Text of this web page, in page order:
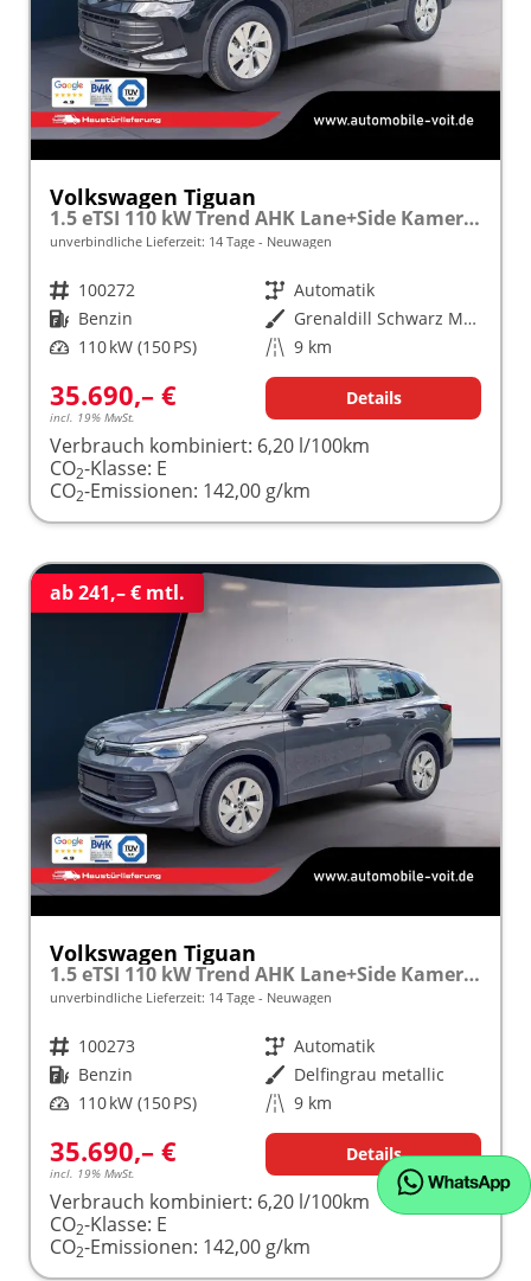
Volkswagen Tiguan
1.5 eTSI 110 kW Trend AHK Lane+Side Kamera SHZ
unverbindliche Lieferzeit: 14 Tage Neuwagen
Fahrzeugnr. 100272 Getriebe Automatik
Kraftstoff Benzin Außenfarbe
Grenaldill Schwarz Metallic
Leistung 110 kW (150 PS) Kilometerstand 9 km
35.690,– €
incl. 19% MwSt.
Details
Verbrauch kombiniert: 6,20 l/100km
CO2-Klasse: E
CO2-Emissionen: 142,00 g/km
ab 241,– € mtl.
Volkswagen Tiguan
1.5 eTSI 110 kW Trend AHK Lane+Side Kamera SHZ
unverbindliche Lieferzeit: 14 Tage Neuwagen
Fahrzeugnr. 100273 Getriebe Automatik
Kraftstoff Benzin Außenfarbe Delfingrau metallic
Leistung 110 kW (150 PS) Kilometerstand 9 km
35.690,– €
incl. 19% MwSt.
Details
Verbrauch kombiniert: 6,20 l/100km
CO2-Klasse: E
CO2-Emissionen: 142,00 g/km